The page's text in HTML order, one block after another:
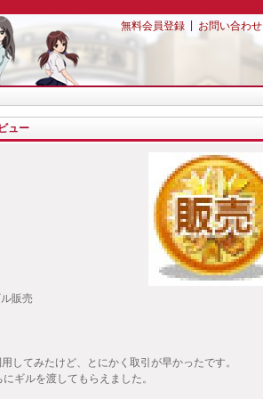
無料会員登録 お問い合わせ
ュー
販売
してみたけど、とにかく取引が早かったです。
ギルを渡してもらえました。